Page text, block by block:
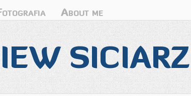
About me
SICIARZ